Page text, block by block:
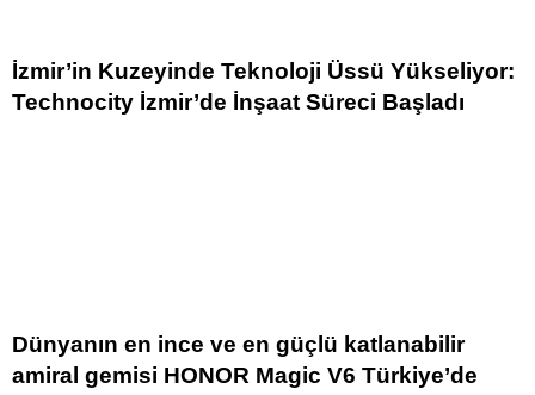
İzmir’in Kuzeyinde Teknoloji Üssü Yükseliyor:
Technocity İzmir’de İnşaat Süreci Başladı
Dünyanın en ince ve en güçlü katlanabilir
amiral gemisi HONOR Magic V6 Türkiye’de